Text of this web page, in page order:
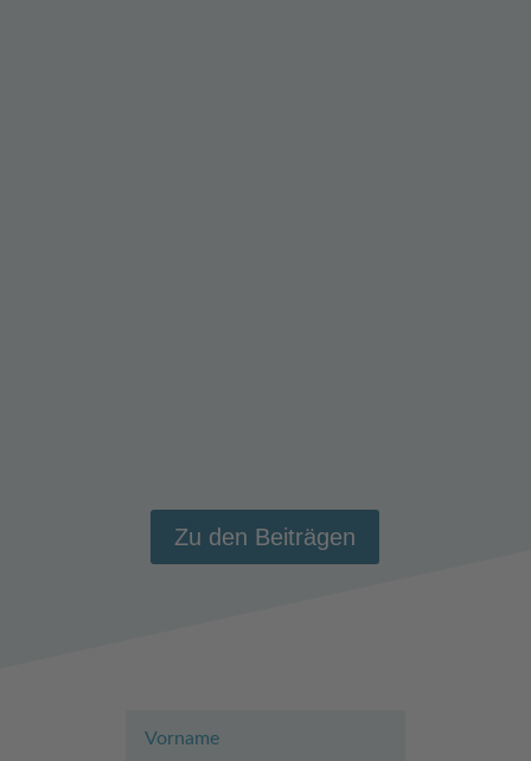
Zu den Beiträgen